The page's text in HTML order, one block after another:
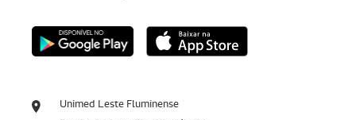
Unimed Leste Fluminense